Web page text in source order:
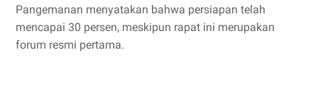
Pangemanan menyatakan bahwa persiapan telah
mencapai 30 persen, meskipun rapat ini merupakan
forum resmi pertama.